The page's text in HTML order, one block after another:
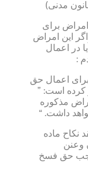
برای
این امراض
در اعمال
:
برای اعمال حق
مقرر کرده است: ”
مذکوره
داشت. “
نکاح ماده
وعنن
حق فسخ